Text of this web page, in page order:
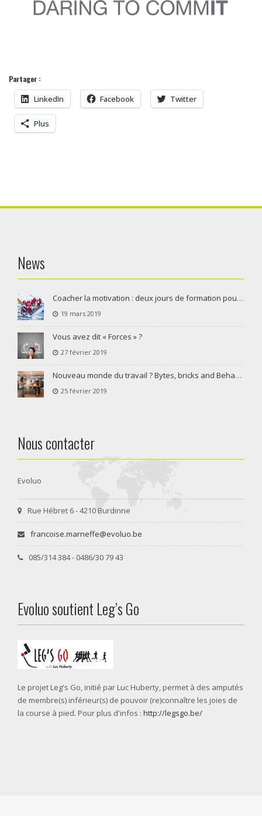
Partager :
LinkedIn Facebook Twitter
Plus
News
Coacher la motivation : deux jours de formation pour coaches, managers, RH et responsables de formation
19 mars 2019
Vous avez dit « Forces »​ ?
27 février 2019
Nouveau monde du travail ? Bytes, bricks and Behaviours pour plus de communication, de collaboration et de codécision !
25 février 2019
Nous contacter
Evoluo
Rue Hébret 6 - 4210 Burdinne
francoise.marneffe@evoluo.be
085/314 384 - 0486/30 79 43
Evoluo soutient Leg’s Go
Le projet Leg's Go, initié par Luc Huberty, permet à des amputés
de membre(s) inférieur(s) de pouvoir (re)connaître les joies de
la course à pied. Pour plus d'infos : http://legsgo.be/